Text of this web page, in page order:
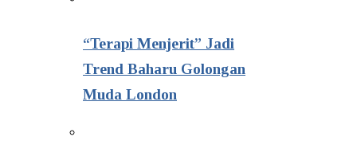
“Terapi Menjerit” Jadi
Trend Baharu Golongan
Muda London